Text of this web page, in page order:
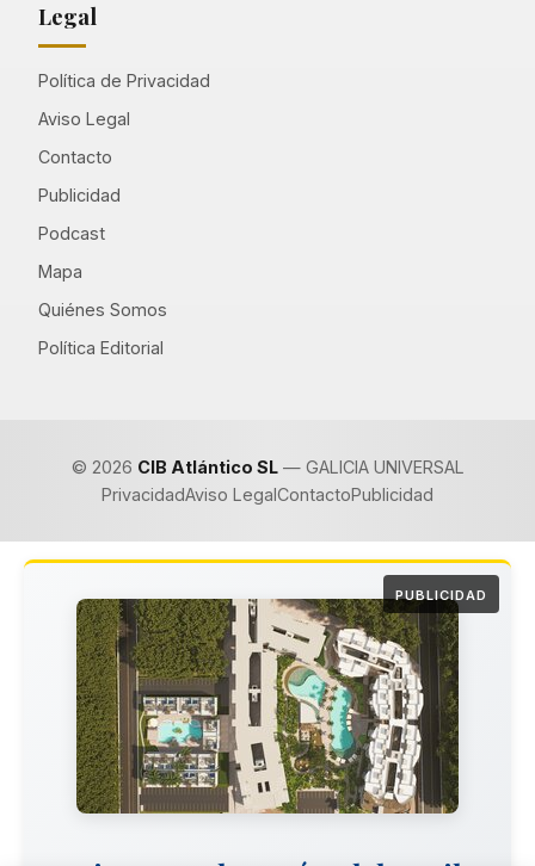
Legal
Política de Privacidad
Aviso Legal
Contacto
Publicidad
Podcast
Mapa
Quiénes Somos
Política Editorial
© 2026 CIB Atlántico SL— GALICIA UNIVERSAL
PrivacidadAviso LegalContactoPublicidad
PUBLICIDAD